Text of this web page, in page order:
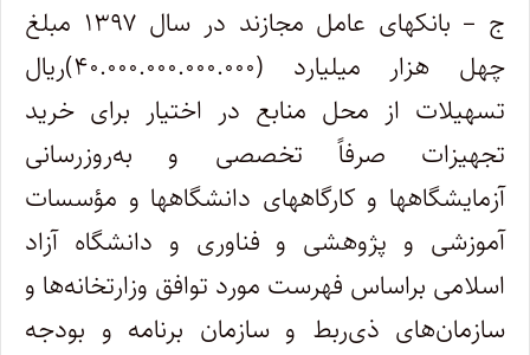
ج – بانکهای عامل مجازند در سال ۱۳۹۷ مبلغ
چهل هزار میلیارد (۴۰.۰۰۰.۰۰۰.۰۰۰.۰۰۰)ریال
تسهیلات از محل منابع در اختیار برای خرید
تجهیزات صرفاً تخصصی و به‌روزرسانی
آزمایشگاهها و کارگاههای دانشگاهها و مؤسسات
آموزشی و پژوهشی و فناوری و دانشگاه آزاد
اسلامی براساس فهرست مورد توافق وزارتخانه‌ها و
سازمان‌های ذی‌ربط و سازمان برنامه و بودجه